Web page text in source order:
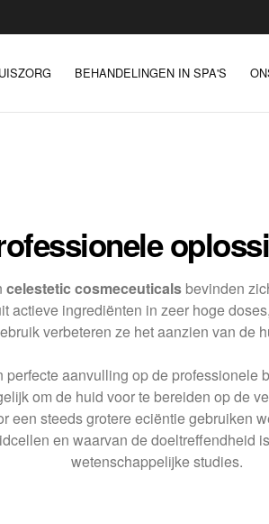
BEHANDELINGEN IN SPA'S
celestetic cosmeceuticalsbevinden
actieve ingrediënten in zeer hoge
verbeteren ze het aanzien van de
aanvulling op de professionele
om de huid voor te bereiden op de
een steeds grotere eciëntie gebruiken
en waarvan de doeltreffendheid
wetenschappelijke studies.